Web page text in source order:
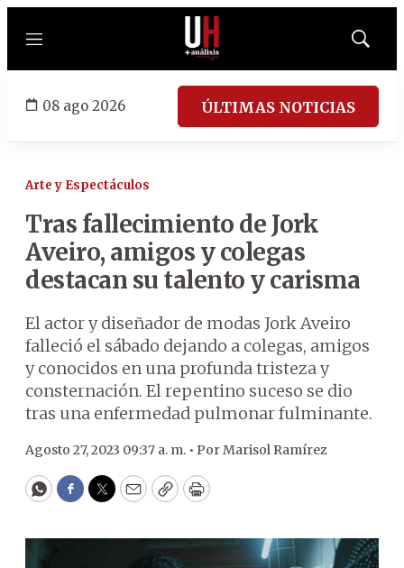
Menú
Mostrar
08 ago 2026 ÚLTIMAS NOTICIAS
Arte y Espectáculos
Tras fallecimiento de Jork
Aveiro, amigos y colegas
destacan su talento y carisma
El actor y diseñador de modas Jork Aveiro
falleció el sábado dejando a colegas, amigos
y conocidos en una profunda tristeza y
consternación. El repentino suceso se dio
tras una enfermedad pulmonar fulminante.
Agosto 27, 2023 09:37 a. m. • PorMarisol Ramírez
WhatsApp
Facebook
Twitter
EmailCopyPrint